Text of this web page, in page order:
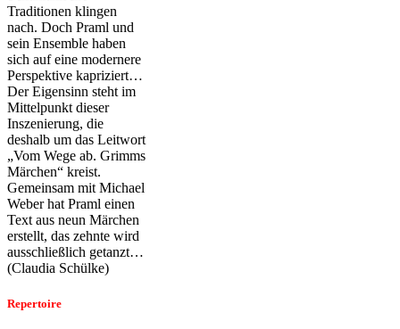
Traditionen klingen
nach. Doch Praml und
sein Ensemble haben
sich auf eine modernere
Perspektive kapriziert…
Der Eigensinn steht im
Mittelpunkt dieser
Inszenierung, die
deshalb um das Leitwort
„Vom Wege ab. Grimms
Märchen“ kreist.
Gemeinsam mit Michael
Weber hat Praml einen
Text aus neun Märchen
erstellt, das zehnte wird
ausschließlich getanzt…
(Claudia Schülke)
Repertoire